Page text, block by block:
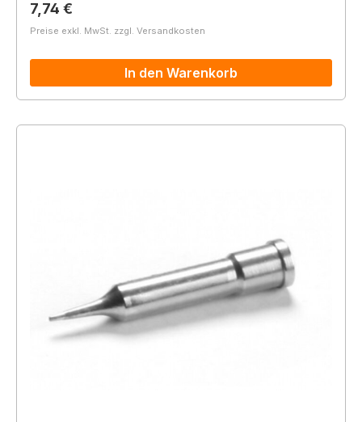
Regulärer Preis:
7,74 €
Preise exkl. MwSt. zzgl. Versandkosten
In den Warenkorb